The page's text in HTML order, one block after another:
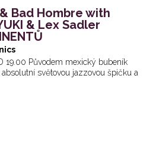
Bad Hombre with
& Lex Sadler
19.00 Původem mexický bubeník
světovou jazzovou špičku a